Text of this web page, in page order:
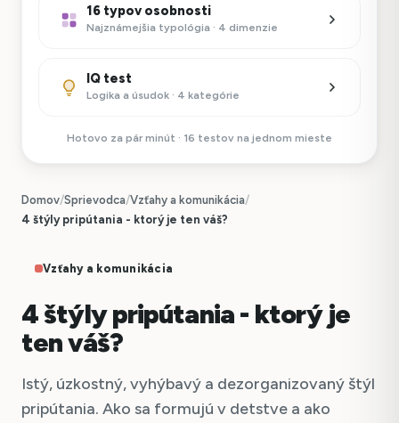
16 typov osobnosti
Najznámejšia typológia · 4 dimenzie
IQ test
Logika a úsudok · 4 kategórie
Hotovo za pár minút · 16 testov na jednom mieste
Domov/Sprievodca/Vzťahy a komunikácia/
4 štýly pripútania - ktorý je ten váš?
Vzťahy a komunikácia
4 štýly pripútania - ktorý je
ten váš?
Istý, úzkostný, vyhýbavý a dezorganizovaný štýl
pripútania. Ako sa formujú v detstve a ako